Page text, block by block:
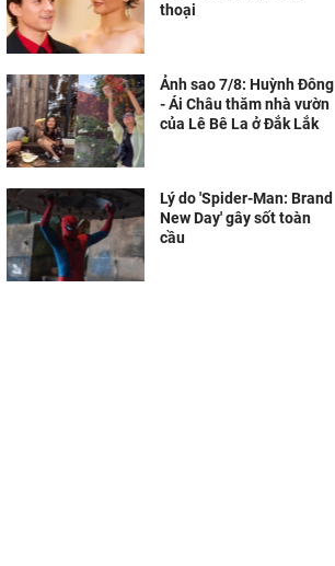
thoại
Ảnh sao 7/8: Huỳnh Đông
- Ái Châu thăm nhà vườn
của Lê Bê La ở Đắk Lắk
Lý do 'Spider-Man: Brand
New Day' gây sốt toàn
cầu